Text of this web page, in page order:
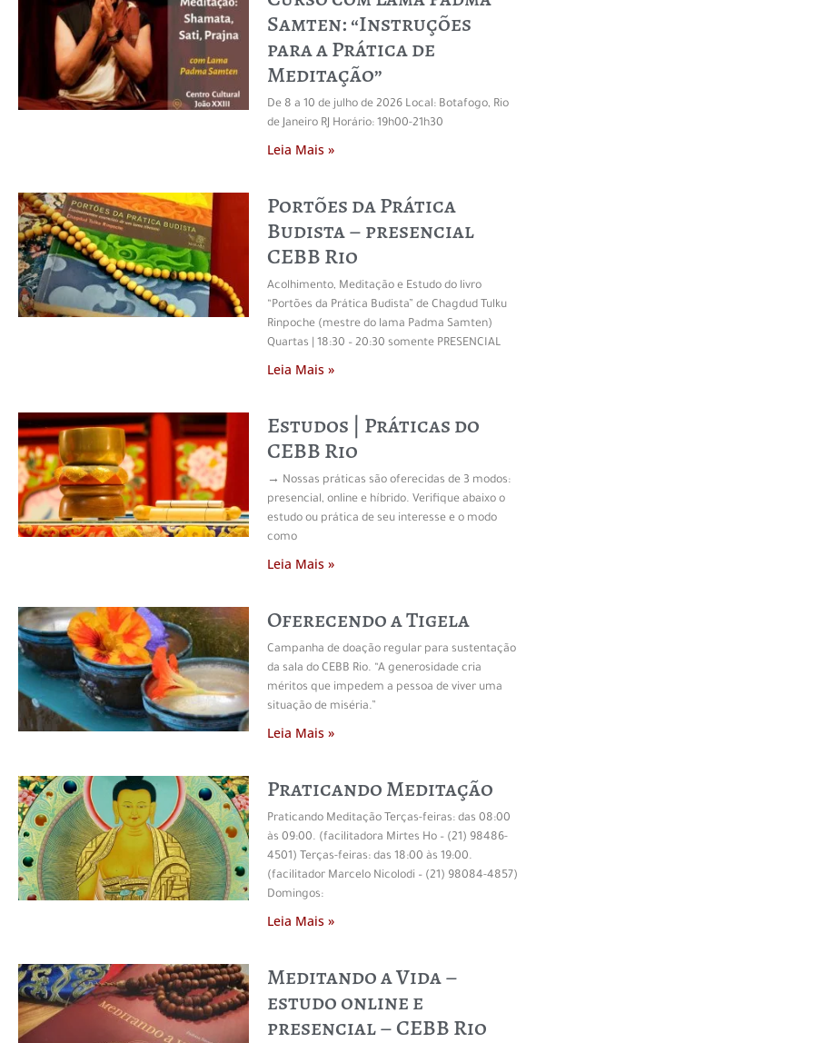
Samten: “Instruções
para a Prática de
Meditação”
De 8 a 10 de julho de 2026 Local: Botafogo, Rio
de Janeiro RJ Horário: 19h00-21h30
Leia Mais »
Portões da Prática
Budista – presencial
CEBB Rio
Acolhimento, Meditação e Estudo do livro
“Portões da Prática Budista” de Chagdud Tulku
Rinpoche (mestre do lama Padma Samten)
Quartas | 18:30 – 20:30 somente PRESENCIAL
Leia Mais »
Estudos | Práticas do
CEBB Rio
→ Nossas práticas são oferecidas de 3 modos:
presencial, online e híbrido. Verifique abaixo o
estudo ou prática de seu interesse e o modo
como
Leia Mais »
Oferecendo a Tigela
Campanha de doação regular para sustentação
da sala do CEBB Rio. “A generosidade cria
méritos que impedem a pessoa de viver uma
situação de miséria.”
Leia Mais »
Praticando Meditação
Praticando Meditação Terças-feiras: das 08:00
às 09:00. (facilitadora Mirtes Ho – (21) 98486-
4501) Terças-feiras: das 18:00 às 19:00.
(facilitador Marcelo Nicolodi – (21) 98084-4857)
Domingos:
Leia Mais »
Meditando a Vida –
estudo online e
presencial – CEBB Rio